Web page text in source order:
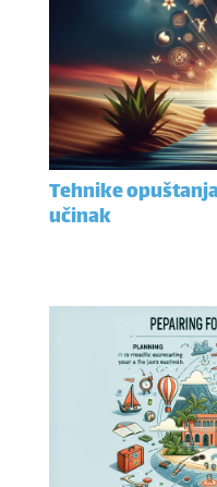
Tehnike
učinak